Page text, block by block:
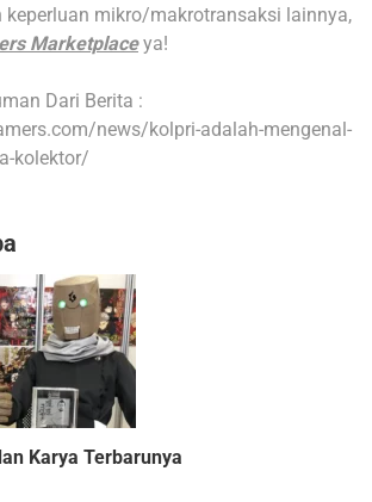
keperluan mikro/makrotransaksi lainnya,
Marketplaceya!
Dari Berita :
news/kolpri-adalah-mengenal-
kolektor/
Karya Terbarunya